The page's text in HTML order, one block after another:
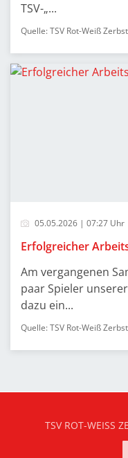
TSV-„...
Quelle: TSV Rot-Weiß
05.05.2026 | 07:27 Uhr
Erfolgreicher
Am vergangenen
paar Spieler
dazu ein...
Quelle: TSV Rot-Weiß
TSV ROT-WEISS